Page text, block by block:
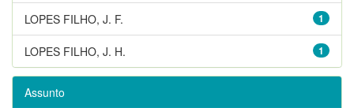
1
LOPES FILHO, J. F.
1
LOPES FILHO, J. H.
Assunto